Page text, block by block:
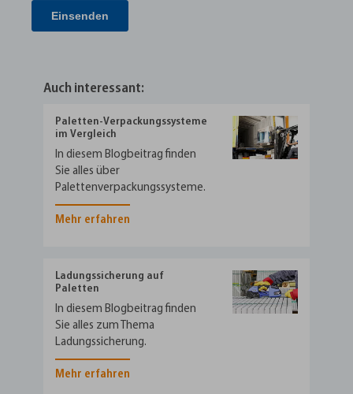
Auch interessant:
Paletten-Verpackungs­systeme
im Vergleich
In diesem Blogbeitrag finden
Sie alles über
Palettenverpackungssysteme.
Mehr erfahren
Ladungs­sicherung auf
Paletten
In diesem Blogbeitrag finden
Sie alles zum Thema
Ladungssicherung.
Mehr erfahren